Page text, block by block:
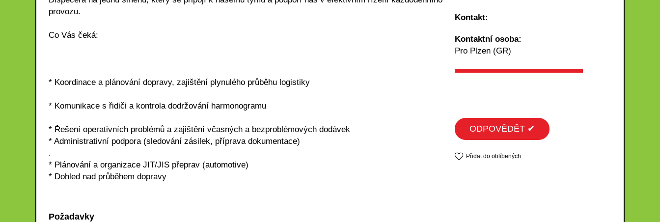
provozu.
Co Vás čeká:
* Koordinace a plánování dopravy, zajištění plynulého průběhu logistiky
* Komunikace s řidiči a kontrola dodržování harmonogramu
* Řešení operativních problémů a zajištění včasných a bezproblémových dodávek
* Administrativní podpora (sledování zásilek, příprava dokumentace)
.
* Plánování a organizace JIT/JIS přeprav (automotive)
* Dohled nad průběhem dopravy
Požadavky
Kontakt:
Kontaktní osoba:
Pro Plzen (GR)
ODPOVĚDĚT ✔
Přidat do oblíbených